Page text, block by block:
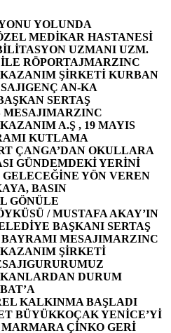
YOLUNDA
MEDİKAR HASTANESİ
UZMANI UZM.
RÖPORTAJMARZINC
ŞİRKETİ KURBAN
GENÇ AN-KA
SERTAŞ
MESAJIMARZINC
A.Ş , 19 MAYIS
KUTLAMA
ÇANGA’DAN OKULLARA
GÜNDEMDEKİ YERİNİ
YÖN VEREN
BASIN
GÖNÜLE
/ MUSTAFA AKAY’IN
BAŞKANI SERTAŞ
MESAJIMARZINC
ŞİRKETİ
GURURUMUZ
DURUM
KALKINMA BAŞLADI
BÜYÜKKOÇAK YENİCE’Yİ
ÇİNKO GERİ